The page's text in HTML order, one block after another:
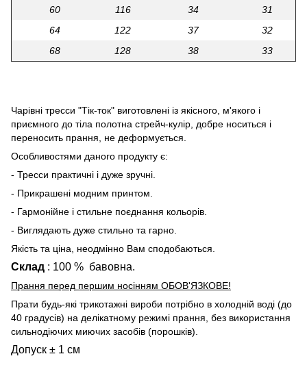
60
116 34
31
64
122 37
32
68
128 38 33
Чарівні тресси "Тік-ток" виготовлені із якісного, м'якого і
приємного до тіла полотна стрейч-кулір, добре носиться і
переносить прання, не деформується.
Особливостями даного продукту є:
- Тресси практичні і дуже зручні.
- Прикрашені модним принтом.
- Гармонійне і стильне поєднання кольорів.
- Виглядають дуже стильно та гарно.
Якість та ціна, неодмінно Вам сподобаються.
Склад : 100 % бавовна.
Прання перед першим носінням ОБОВ'ЯЗКОВЕ!
Прати будь-які трикотажні вироби потрібно в холодній воді (до
40 градусів) на делікатному режимі прання, без використання
сильнодіючих миючих засобів (порошків).
Допуск ± 1 см